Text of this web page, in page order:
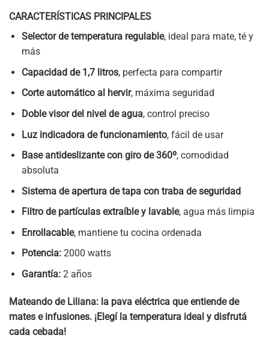
CARACTERÍSTICAS PRINCIPALES
Selector de temperatura regulable, ideal para mate, té y
más
Capacidad de 1,7 litros, perfecta para compartir
Corte automático al hervir, máxima seguridad
Doble visor del nivel de agua, control preciso
Luz indicadora de funcionamiento, fácil de usar
Base antideslizante con giro de 360º, comodidad
absoluta
Sistema de apertura de tapa con traba de seguridad
Filtro de partículas extraíble y lavable, agua más limpia
Enrollacable, mantiene tu cocina ordenada
Potencia:2000 watts
Garantía:2 años
Mateando de Liliana: la pava eléctrica que entiende de
mates e infusiones. ¡Elegí la temperatura ideal y disfrutá
cada cebada!